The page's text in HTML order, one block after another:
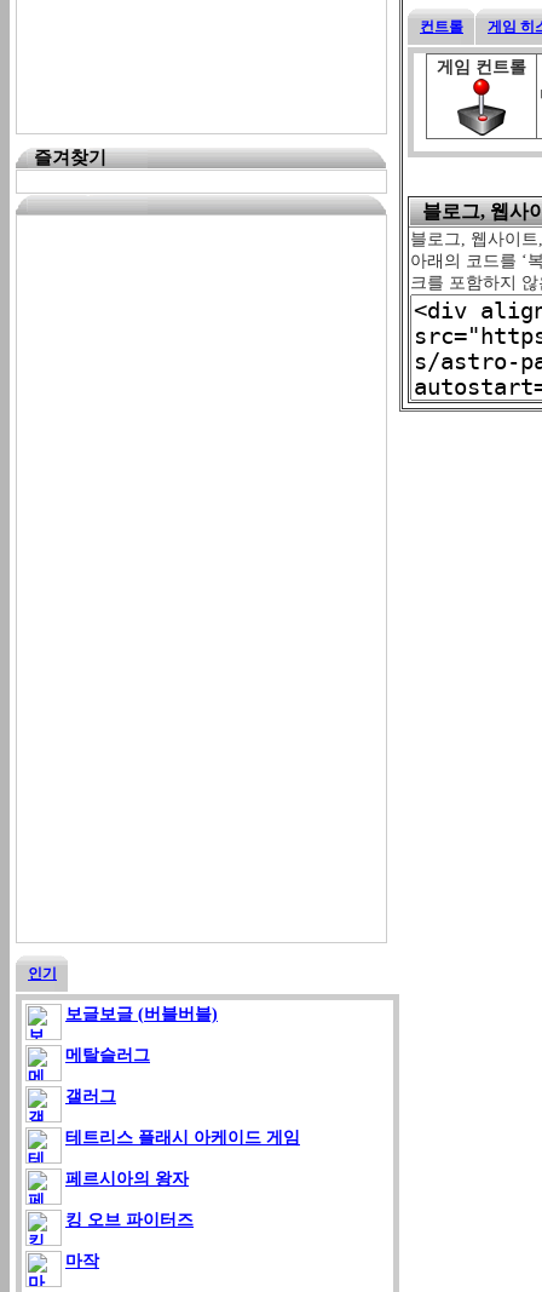
즐겨찾기
인기
보글보글 (버블버블)
메탈슬러그
갤러그
테트리스 플래시 아케이드 게임
페르시아의 왕자
킹 오브 파이터즈
마작
컨트롤 게임 히
게임 컨트롤
블로그, 웹사
블로그, 웹사이
아래의 코드를 ‘
크를 포함하지